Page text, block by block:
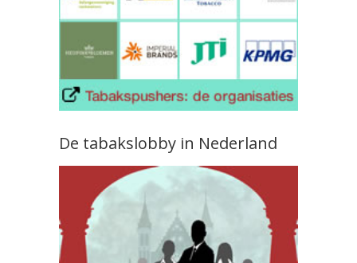
De tabakslobby in Nederland